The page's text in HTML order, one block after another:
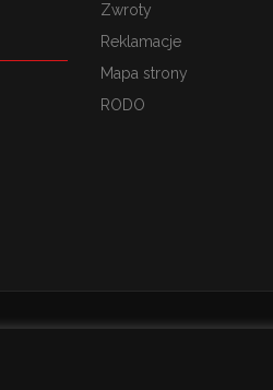
Zwroty
Reklamacje
Mapa strony
RODO